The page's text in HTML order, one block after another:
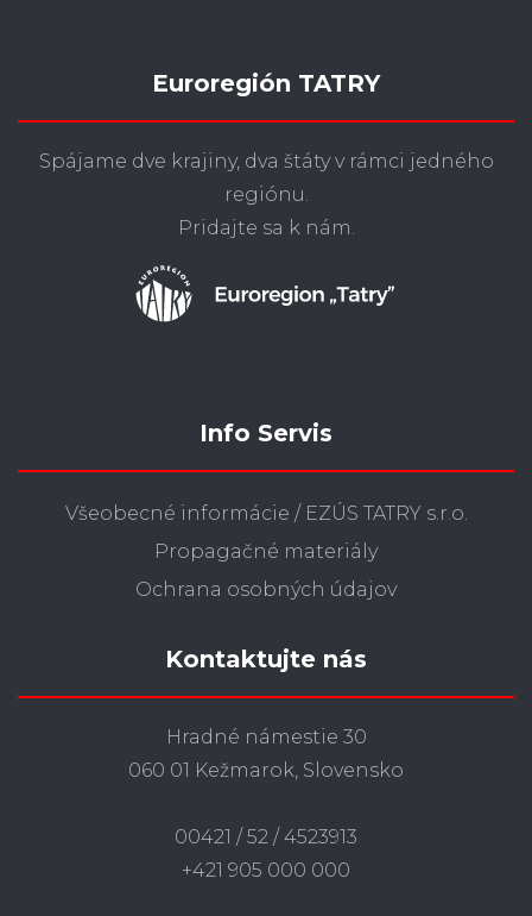
Euroregión TATRY
Spájame dve krajiny, dva štáty v rámci jedného
regiónu.
Pridajte sa k nám.
Info Servis
Všeobecné informácie / EZÚS TATRY s.r.o.
Propagačné materiály
Ochrana osobných údajov
Kontaktujte nás
Hradné námestie 30
060 01 Kežmarok, Slovensko
00421 / 52 / 4523913
+421 905 000 000